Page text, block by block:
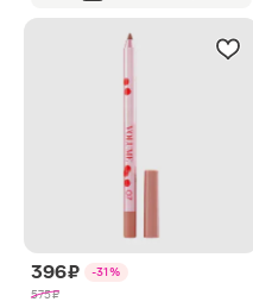
396 ₽
-31%
575 ₽